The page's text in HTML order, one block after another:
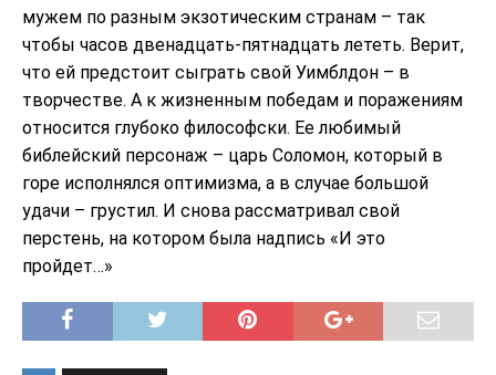
мужем по разным экзотическим странам – так
чтобы часов двенадцать-пятнадцать лететь. Верит,
что ей предстоит сыграть свой Уимблдон – в
творчестве. А к жизненным победам и поражениям
относится глубоко философски. Ее любимый
библейский персонаж – царь Соломон, который в
горе исполнялся оптимизма, а в случае большой
удачи – грустил. И снова рассматривал свой
перстень, на котором была надпись «И это
пройдет…»